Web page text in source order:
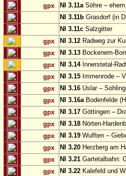
gpx
NI 3.11aSöhre –
NI 3.11b Grasdorf (in
NI 3.11c Salzgitter
gpx
NI 3.12 Radweg zur
gpx
NI 3.13 Bockenem-
gpx
NI 3.14Innerstetal-
gpx
NI 3.15 Immenrode –
gpx
NI 3.16 Uslar –
gpx
NI 3.16aBodenfelde
gpx
NI 3.17 Göttingen –
gpx
NI 3.18 Nörten-
gpx
NI 3.19 Wulften –
gpx
NI 3.20 Herzberg am
gpx
NI 3.21 Gartetalbahn:
gpx
NI 3.22 Kalefeld und